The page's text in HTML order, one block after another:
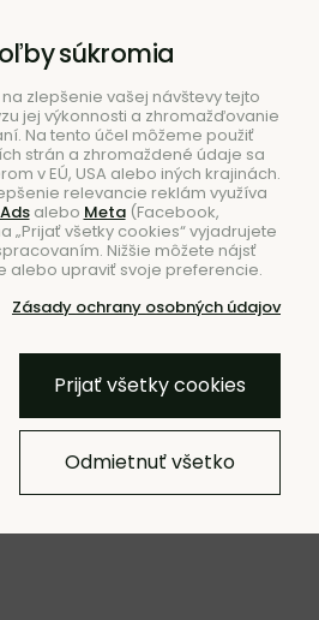
a sviečky Svietniky
STOFF
– bronzová
súkromia
zlepšenie vašej návštevy tejto
jej výkonnosti a zhromažďovanie
Na tento účel môžeme použiť
strán a zhromaždené údaje sa
v EÚ, USA alebo iných krajinách.
relevancie reklám využíva
alebo Meta(Facebook,
„Prijať všetky cookies“ vyjadrujete
Nižšie môžete nájsť
alebo upraviť svoje preferencie.
Zásady ochrany osobných údajov
Prijať všetky cookies
Odmietnuť všetko